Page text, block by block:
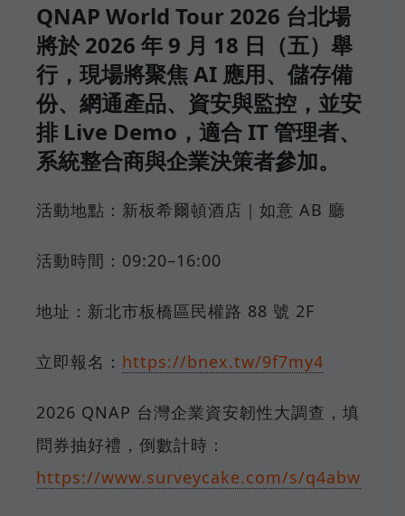
QNAP World Tour 2026 台北場
將於 2026 年 9 月 18 日（五）舉
行，現場將聚焦 AI 應用、儲存備
份、網通產品、資安與監控，並安
排 Live Demo，適合 IT 管理者、
系統整合商與企業決策者參加。
活動地點：新板希爾頓酒店｜如意 AB 廳
活動時間：09:20–16:00
地址：新北市板橋區民權路 88 號 2F
立即報名： https://bnex.tw/9f7my4
2026 QNAP 台灣企業資安韌性大調查，填
問券抽好禮，倒數計時：
https://www.surveycake.com/s/q4abw